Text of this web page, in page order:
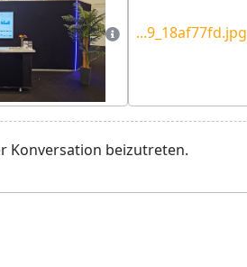
...9_18af77fd.jpg
Konversation beizutreten.